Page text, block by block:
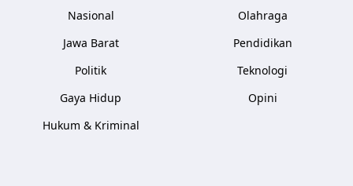
Nasional
Jawa Barat
Politik
Gaya Hidup
Hukum & Kriminal
Olahraga
Pendidikan
Teknologi
Opini